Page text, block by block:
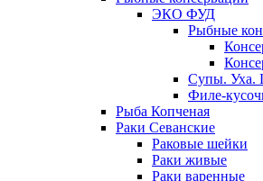
ЭКО ФУД
Рыбные
Супы. Уха.
Филе-
Рыба Копченая
Раки Севанские
Раковые шейки
Раки живые
Раки варенные